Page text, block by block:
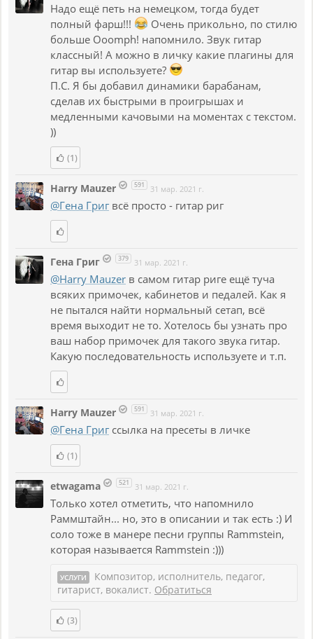
Надо ещё петь на немецком, тогда будет
полный фарш!!!
Очень прикольно, по стилю
больше Ooomph! напомнило. Звук гитар
классный! А можно в личку какие плагины для
гитар вы используете?
П.С. Я бы добавил динамики барабанам,
сделав их быстрыми в проигрышах и
медленными качовыми на моментах с текстом.
))
(1)
Harry Mauzer 591 31 мар. 2021 г.
@Гена Григ всё просто - гитар риг
Гена Григ 379 31 мар. 2021 г.
@Harry Mauzer в самом гитар риге ещё туча
всяких примочек, кабинетов и педалей. Как я
не пытался найти нормальный сетап, всё
время выходит не то. Хотелось бы узнать про
ваш набор примочек для такого звука гитар.
Какую последовательность используете и т.п.
Harry Mauzer 591 31 мар. 2021 г.
@Гена Григ ссылка на пресеты в личке
(1)
etwagama 521 31 мар. 2021 г.
Только хотел отметить, что напомнило
Раммштайн... но, это в описании и так есть :) И
соло тоже в манере песни группы Rammstein,
которая называется Rammstein :)))
УСЛУГИ
Композитор, исполнитель, педагог,
гитарист, вокалист. Обратиться
(3)